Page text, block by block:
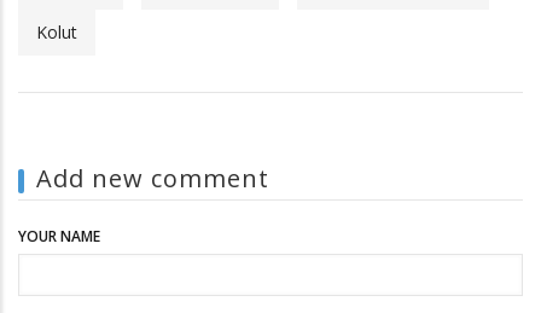
Kolut
Add new comment
YOUR NAME